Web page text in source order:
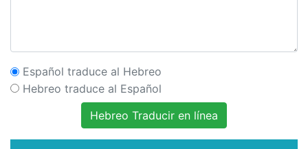
Español traduce al Hebreo
Hebreo traduce al Español
Hebreo Traducir en línea